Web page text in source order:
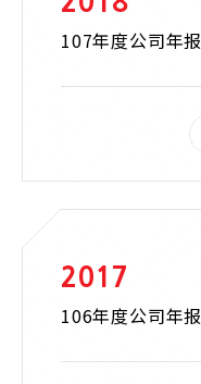
107年度公司年报
2017
106年度公司年报